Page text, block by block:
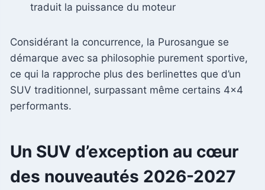
traduit la puissance du moteur
Considérant la concurrence, la Purosangue se
démarque avec sa philosophie purement sportive,
ce qui la rapproche plus des berlinettes que d’un
SUV traditionnel, surpassant même certains 4×4
performants.
Un SUV d’exception au cœur
des nouveautés 2026-2027